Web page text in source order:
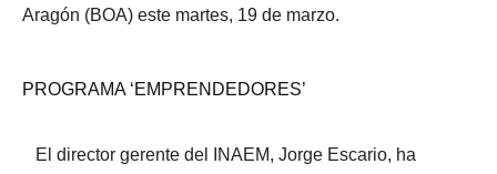
Aragón (BOA) este martes, 19 de marzo.
PROGRAMA ‘EMPRENDEDORES’
El director gerente del INAEM, Jorge Escario, ha